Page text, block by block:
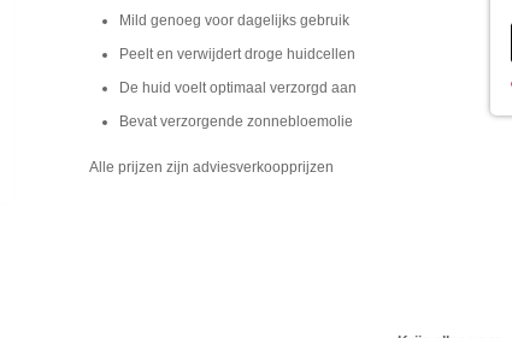
Mild genoeg voor dagelijks gebruik
Peelt en verwijdert droge huidcellen
De huid voelt optimaal verzorgd aan
Bevat verzorgende zonnebloemolie
Alle prijzen zijn adviesverkoopprijzen